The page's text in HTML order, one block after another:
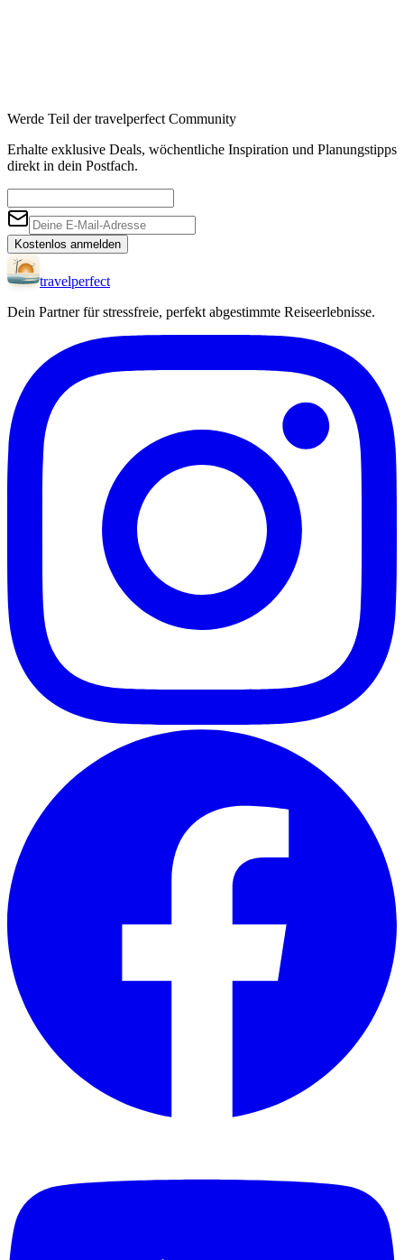
Werde Teil der travelperfect Community
Erhalte exklusive Deals, wöchentliche Inspiration und Planungstipps
direkt in dein Postfach.
Kostenlos anmelden
travelperfect
Dein Partner für stressfreie, perfekt abgestimmte Reiseerlebnisse.